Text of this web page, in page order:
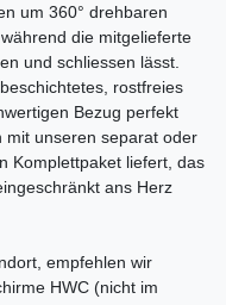
um 360° drehbaren
die mitgelieferte
und schliessen lässt.
rostfreies
Bezug perfekt
mit unseren separat oder
Komplettpaket liefert, das
ans Herz
empfehlen wir
HWC (nicht im